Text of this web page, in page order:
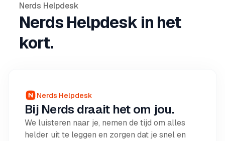
Nerds Helpdesk
Nerds Helpdesk in het
kort.
Nerds Helpdesk
Bij Nerds draait het om jou.
We luisteren naar je, nemen de tijd om alles
helder uit te leggen en zorgen dat je snel en